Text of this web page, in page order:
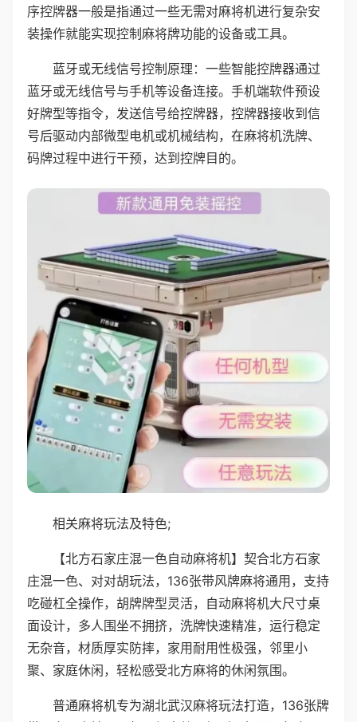
序控牌器一般是指通过一些无需对麻将机进行复杂安
装操作就能实现控制麻将牌功能的设备或工具。
蓝牙或无线信号控制原理：一些智能控牌器通过
蓝牙或无线信号与手机等设备连接。手机端软件预设
好牌型等指令，发送信号给控牌器，控牌器接收到信
号后驱动内部微型电机或机械结构，在麻将机洗牌、
码牌过程中进行干预，达到控牌目的。
相关麻将玩法及特色;
【北方石家庄混一色自动麻将机】契合北方石家
庄混一色、对对胡玩法，136张带风牌麻将通用，支持
吃碰杠全操作，胡牌牌型灵活，自动麻将机大尺寸桌
面设计，多人围坐不拥挤，洗牌快速精准，运行稳定
无杂音，材质厚实防摔，家用耐用性极强，邻里小
聚、家庭休闲，轻松感受北方麻将的休闲氛围。
普通麻将机专为湖北武汉麻将玩法打造，136张牌